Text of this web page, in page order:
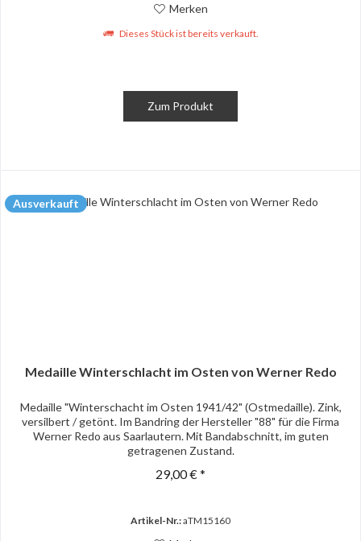
Merken
Dieses Stück ist bereits verkauft.
Zum Produkt
Ausverkauft
Medaille Winterschlacht im Osten von Werner Redo
Medaille "Winterschacht im Osten 1941/42" (Ostmedaille). Zink,
versilbert / getönt. Im Bandring der Hersteller "88" für die Firma
Werner Redo aus Saarlautern. Mit Bandabschnitt, im guten
getragenen Zustand.
29,00 € *
Artikel-Nr.:aTM15160